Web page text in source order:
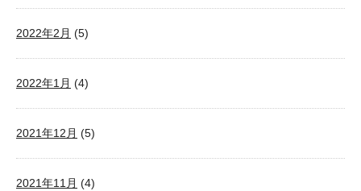
2022年2月 (5)
2022年1月 (4)
2021年12月 (5)
2021年11月 (4)